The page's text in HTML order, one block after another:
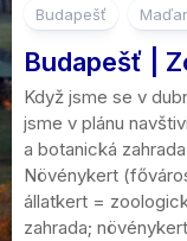
Budapešť
Budapešť |
Když jsme se v
jsme v plánu
a botanická
Növénykert
állatkert =
zahrada;